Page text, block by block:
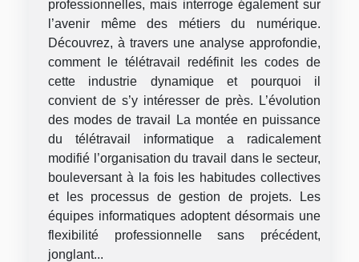
professionnelles, mais interroge également sur
l’avenir même des métiers du numérique.
Découvrez, à travers une analyse approfondie,
comment le télétravail redéfinit les codes de
cette industrie dynamique et pourquoi il
convient de s’y intéresser de près. L’évolution
des modes de travail La montée en puissance
du télétravail informatique a radicalement
modifié l’organisation du travail dans le secteur,
bouleversant à la fois les habitudes collectives
et les processus de gestion de projets. Les
équipes informatiques adoptent désormais une
flexibilité professionnelle sans précédent,
jonglant...